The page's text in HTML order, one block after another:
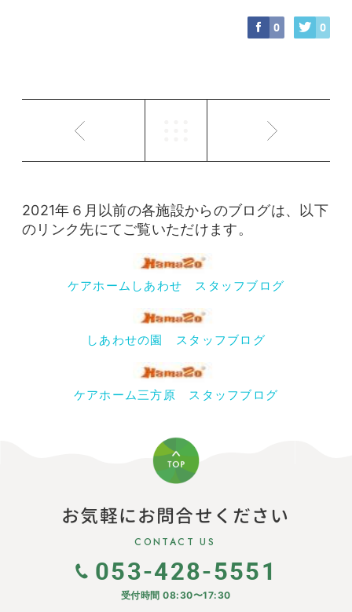
0 0
2021年６月以前の各施設からのブログは、以下
のリンク先にてご覧いただけます。
ケアホームしあわせ スタッフブログ
しあわせの園 スタッフブログ
ケアホーム三方原 スタッフブログ
お気軽にお問合せください
CONTACT US
053-428-5551
受付時間 08:30〜17:30